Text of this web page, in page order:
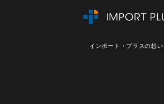
インポート・プラスの想い